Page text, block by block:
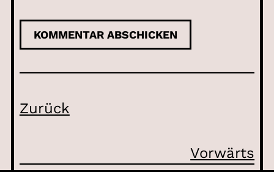
Zurück
Vorwärts